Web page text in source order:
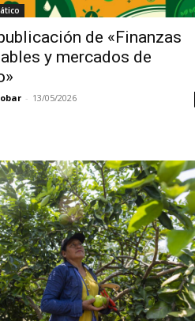
de «Finanzas
y mercados de
- 13/05/2026